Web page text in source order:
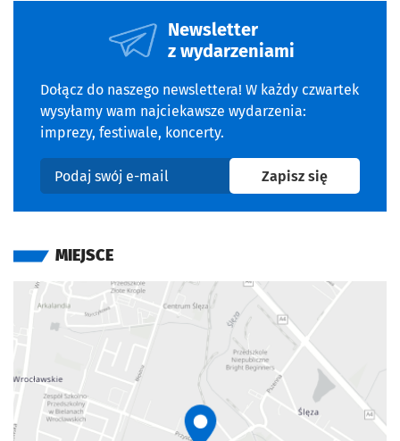
Newsletter
z wydarzeniami
Dołącz do naszego newslettera! W każdy czwartek
wysyłamy wam najciekawsze wydarzenia:
imprezy, festiwale, koncerty.
Podaj swój e-mail
Zapisz sięna
MIEJSCE